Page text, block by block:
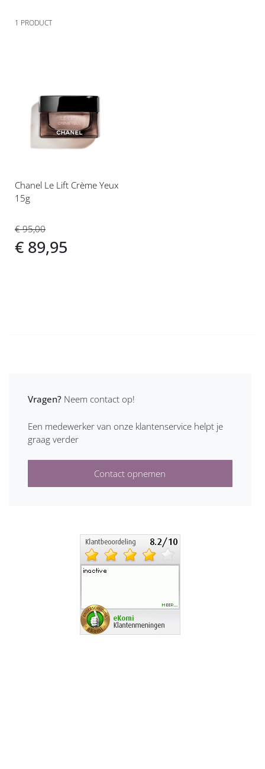
1 PRODUCT
toe
aan
verlanglijst
Chanel Le Lift Crème Yeux
15g
€ 95,00
€ 89,95
Vragen? Neem contact op!
Een medewerker van onze klantenservice helpt je
graag verder
Contact opnemen